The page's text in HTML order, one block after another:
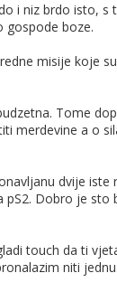
jer sam se dosta
koliko dugo sam
i niz brdo isto, s
gospode boze.
misije koje
Tome
merdevine a o
dvije iste
pS2. Dobro je sto
touch da ti
niti